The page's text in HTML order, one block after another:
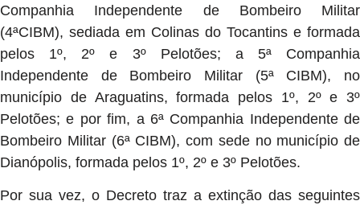
Companhia Independente de Bombeiro Militar
(4ªCIBM), sediada em Colinas do Tocantins e formada
pelos 1º, 2º e 3º Pelotões; a 5ª Companhia
Independente de Bombeiro Militar (5ª CIBM), no
município de Araguatins, formada pelos 1º, 2º e 3º
Pelotões; e por fim, a 6ª Companhia Independente de
Bombeiro Militar (6ª CIBM), com sede no município de
Dianópolis, formada pelos 1º, 2º e 3º Pelotões.
Por sua vez, o Decreto traz a extinção das seguintes